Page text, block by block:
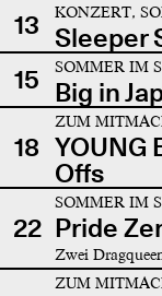
13
KONZERT,
Sleeper
15
SOMMER IM
Big in
18
ZUM
YOUNG
Offs
22
SOMMER IM
Pride
Zwei
ZUM